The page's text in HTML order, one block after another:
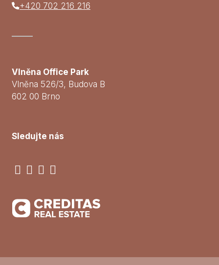
+420 702 216 216
Vlněna Office Park
Vlněna 526/3, Budova B
602 00 Brno
Sledujte nás